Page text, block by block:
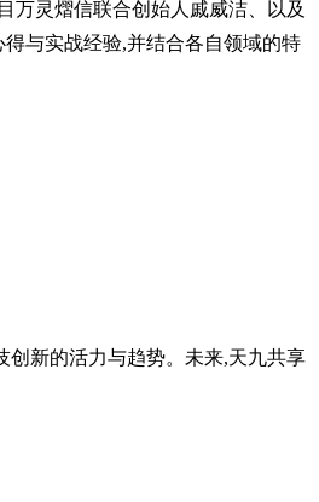
万灵熠信联合创始人戚威洁、以及
与实战经验,并结合各自领域的特
新的活力与趋势。未来,天九共享